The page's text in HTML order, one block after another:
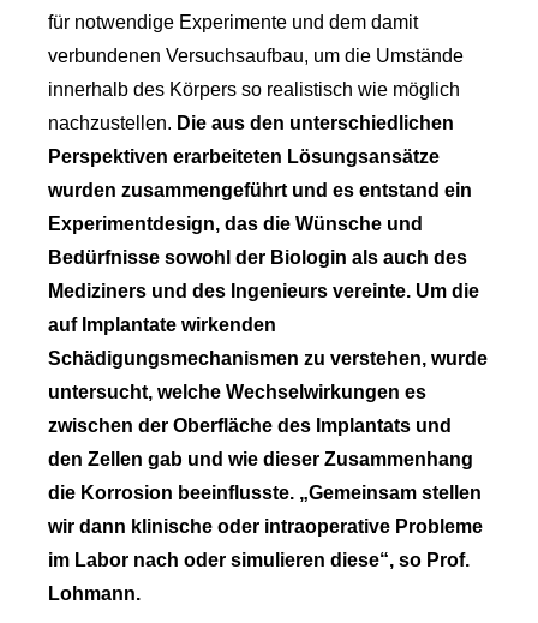
für notwendige Experimente und dem damit
verbundenen Versuchsaufbau, um die Umstände
innerhalb des Körpers so realistisch wie möglich
nachzustellen. Die aus den unterschiedlichen
Perspektiven erarbeiteten Lösungsansätze
wurden zusammengeführt und es entstand ein
Experimentdesign, das die Wünsche und
Bedürfnisse sowohl der Biologin als auch des
Mediziners und des Ingenieurs vereinte. Um die
auf Implantate wirkenden
Schädigungsmechanismen zu verstehen, wurde
untersucht, welche Wechselwirkungen es
zwischen der Oberfläche des Implantats und
den Zellen gab und wie dieser Zusammenhang
die Korrosion beeinflusste. „Gemeinsam stellen
wir dann klinische oder intraoperative Probleme
im Labor nach oder simulieren diese“, so Prof.
Lohmann.